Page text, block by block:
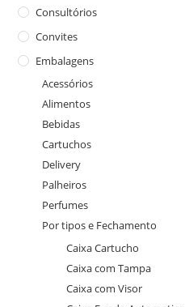
Consultórios
Convites
Embalagens
Acessórios
Alimentos
Bebidas
Cartuchos
Delivery
Palheiros
Perfumes
Por tipos e Fechamento
Caixa Cartucho
Caixa com Tampa
Caixa com Visor